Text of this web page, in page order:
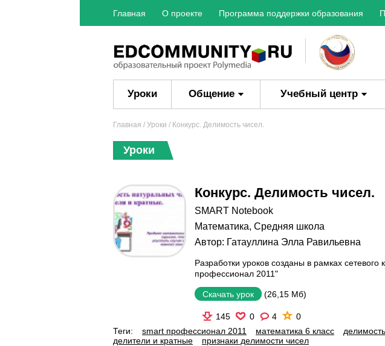
Главная О проекте Программа поддержки образования
Уроки Общение Учебный центр
Главная / Уроки / Конкурс. Делимость чисел.
Уроки
Конкурс. Делимость чисел.
SMART Notebook
Математика, Средняя школа
Автор: Гатауллина Элла Равильевна
Разработки уроков созданы в рамках сетевого
профессионал 2011"
Скачать урок (26,15 Мб)
145 0 4
0
Теги:
smart профессионал 2011 математика 6 класс
делители и кратные
признаки делимости чисел